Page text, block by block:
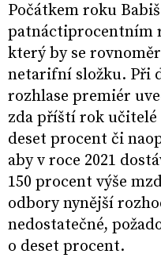
Počátkem roku
patnáctiprocentním
který by se
netarifní složku. Při
rozhlase premiér
zda příští rok učitelé
deset procent či
aby v roce 2021
150 procent výše
odbory nynější
nedostatečné,
o deset procent.